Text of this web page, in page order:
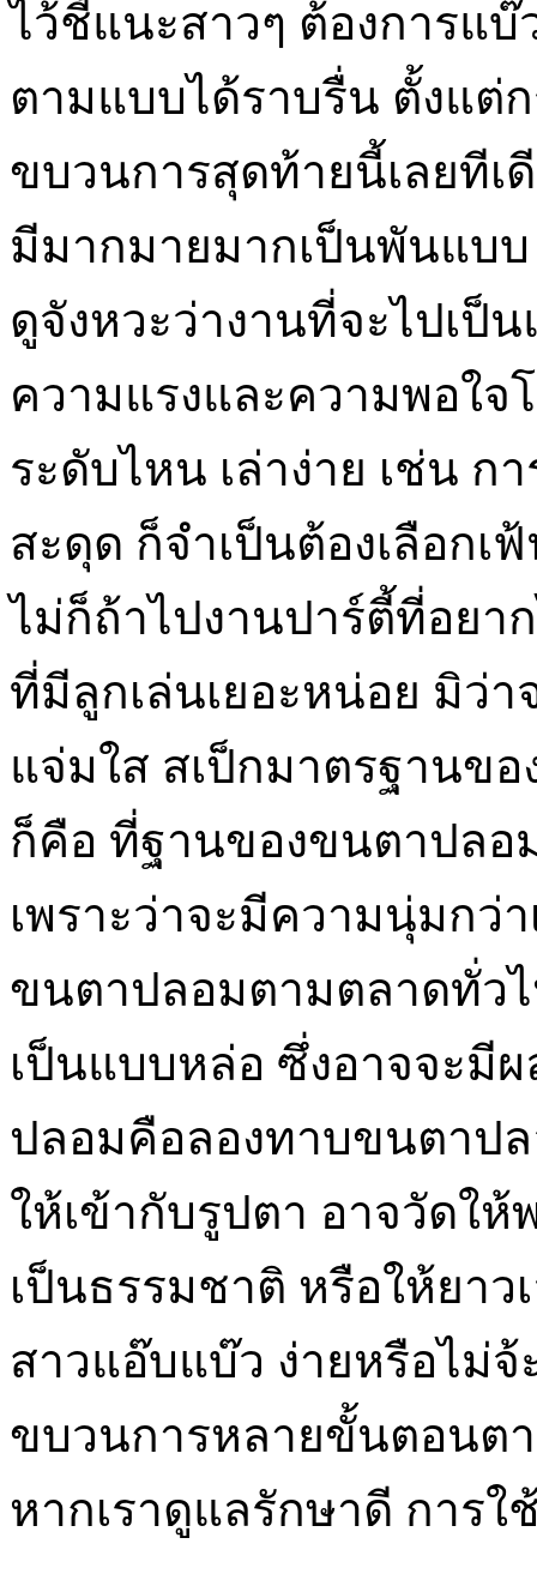
ไว้ชี้แนะสาวๆ ต้องการแ
ตามแบบได้ราบรื่น ตั้งแต่
ขบวนการสุดท้ายนี้เลยที
มีมากมายมากเป็นพันแบ
ดูจังหวะว่างานที่จะไปเ
ความแรงและความพอใจ
ระดับไหน เล่าง่าย เช่น ก
สะดุด ก็จำเป็นต้องเลือก
ไม่ก็ถ้าไปงานปาร์ตี้ที่อยา
ที่มีลูกเล่นเยอะหน่อย มิว่
แจ่มใส สเป็กมาตรฐานข
ก็คือ ที่ฐานของขนตาปลอ
เพราะว่าจะมีความนุ่มกว่
ขนตาปลอมตามตลาดทั่ว
เป็นแบบหล่อ ซึ่งอาจจะมี
ปลอมคือลองทาบขนตาป
ให้เข้ากับรูปตา อาจวัดใ
เป็นธรรมชาติ หรือให้ยา
สาวแอ๊บแบ๊ว ง่ายหรือไม่
ขบวนการหลายขั้นตอนตา
หากเราดูแลรักษาดี การใ